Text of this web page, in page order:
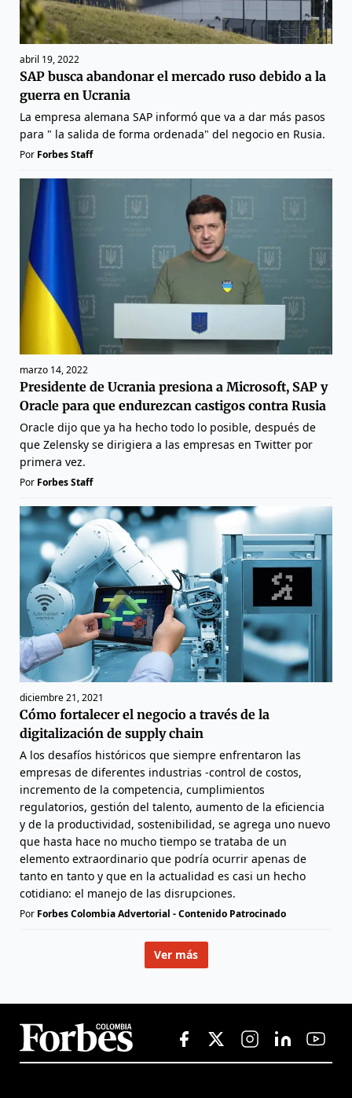
abril 19, 2022
SAP busca abandonar el mercado ruso debido a la
guerra en Ucrania
La empresa alemana SAP informó que va a dar más pasos
para " la salida de forma ordenada" del negocio en Rusia.
Por Forbes Staff
marzo 14, 2022
Presidente de Ucrania presiona a Microsoft, SAP y
Oracle para que endurezcan castigos contra Rusia
Oracle dijo que ya ha hecho todo lo posible, después de
que Zelensky se dirigiera a las empresas en Twitter por
primera vez.
Por Forbes Staff
diciembre 21, 2021
Cómo fortalecer el negocio a través de la
digitalización de supply chain
A los desafíos históricos que siempre enfrentaron las
empresas de diferentes industrias -control de costos,
incremento de la competencia, cumplimientos
regulatorios, gestión del talento, aumento de la eficiencia
y de la productividad, sostenibilidad, se agrega uno nuevo
que hasta hace no mucho tiempo se trataba de un
elemento extraordinario que podría ocurrir apenas de
tanto en tanto y que en la actualidad es casi un hecho
cotidiano: el manejo de las disrupciones.
Por Forbes Colombia Advertorial - Contenido Patrocinado
Ver más